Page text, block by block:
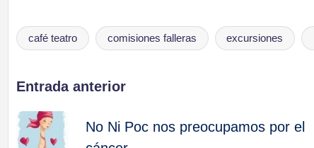
Etiquetas:
café teatro comisiones falleras excursiones
Navegación
de
Entrada anterior
No Ni Poc nos preocupamos por el